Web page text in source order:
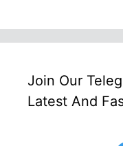
Join Our
Latest And